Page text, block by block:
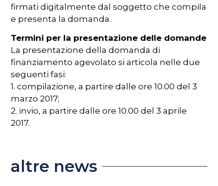
firmati digitalmente dal soggetto che compila
e presenta la domanda.
Termini per la presentazione delle domande
La presentazione della domanda di
finanziamento agevolato si articola nelle due
seguenti fasi:
1. compilazione, a partire dalle ore 10.00 del 3
marzo 2017;
2. invio, a partire dalle ore 10.00 del 3 aprile
2017.
altre news